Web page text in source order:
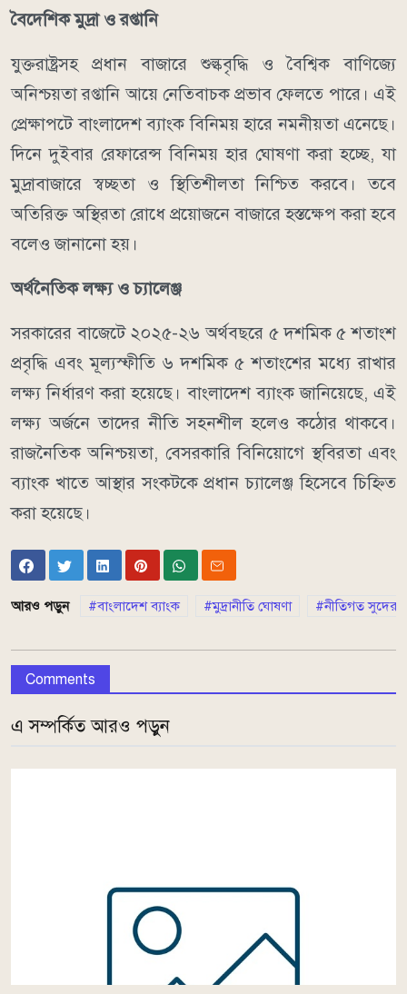
বৈদেশিক মুদ্রা ও রপ্তানি
যুক্তরাষ্ট্রসহ প্রধান বাজারে শুল্কবৃদ্ধি ও বৈশ্বিক বাণিজ্যে
অনিশ্চয়তা রপ্তানি আয়ে নেতিবাচক প্রভাব ফেলতে পারে। এই
প্রেক্ষাপটে বাংলাদেশ ব্যাংক বিনিময় হারে নমনীয়তা এনেছে।
দিনে দুইবার রেফারেন্স বিনিময় হার ঘোষণা করা হচ্ছে, যা
মুদ্রাবাজারে স্বচ্ছতা ও স্থিতিশীলতা নিশ্চিত করবে। তবে
অতিরিক্ত অস্থিরতা রোধে প্রয়োজনে বাজারে হস্তক্ষেপ করা হবে
বলেও জানানো হয়।
অর্থনৈতিক লক্ষ্য ও চ্যালেঞ্জ
সরকারের বাজেটে ২০২৫-২৬ অর্থবছরে ৫ দশমিক ৫ শতাংশ
প্রবৃদ্ধি এবং মূল্যস্ফীতি ৬ দশমিক ৫ শতাংশের মধ্যে রাখার
লক্ষ্য নির্ধারণ করা হয়েছে। বাংলাদেশ ব্যাংক জানিয়েছে, এই
লক্ষ্য অর্জনে তাদের নীতি সহনশীল হলেও কঠোর থাকবে।
রাজনৈতিক অনিশ্চয়তা, বেসরকারি বিনিয়োগে স্থবিরতা এবং
ব্যাংক খাতে আস্থার সংকটকে প্রধান চ্যালেঞ্জ হিসেবে চিহ্নিত
করা হয়েছে।
আরও পড়ুন বাংলাদেশ ব্যাংক মুদ্রানীতি ঘোষণা নীতিগত সুদের
Comments
এ সম্পর্কিত আরও পড়ুন